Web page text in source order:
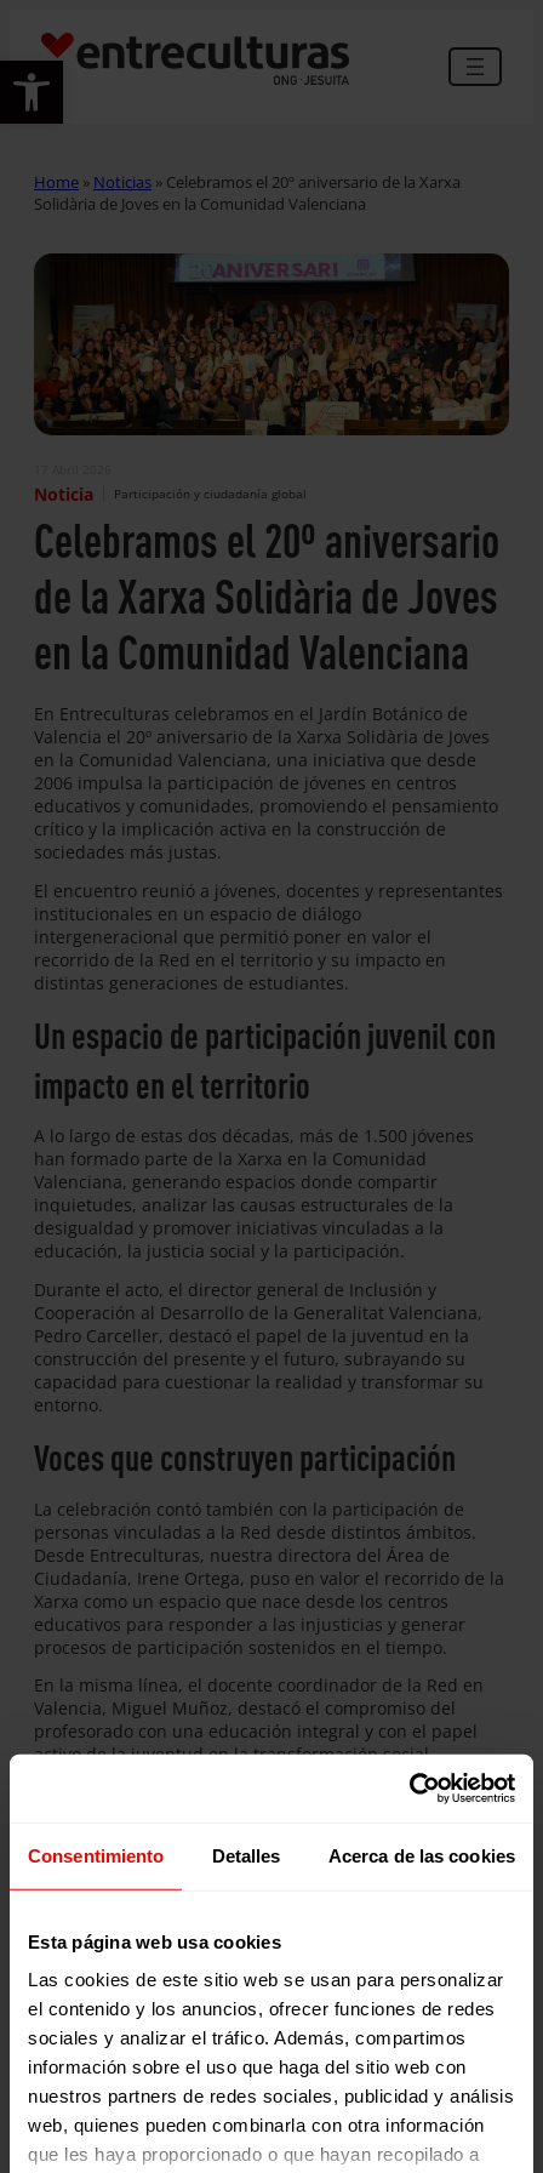
Consentimiento Detalles Acerca de las cookies
Esta página web usa cookies
Las cookies de este sitio web se usan para personalizar
el contenido y los anuncios, ofrecer funciones de redes
sociales y analizar el tráfico. Además, compartimos
información sobre el uso que haga del sitio web con
nuestros partners de redes sociales, publicidad y análisis
web, quienes pueden combinarla con otra información
que les haya proporcionado o que hayan recopilado a
Abrir barra de herramientas
Home » Noticias » Celebramos el 20º aniversario de la Xarxa
Solidària de Joves en la Comunidad Valenciana
Noticia Participación y ciudadanía global
Celebramos el 20º aniversario
de la Xarxa Solidària de Joves
en la Comunidad Valenciana
En Entreculturas celebramos en el Jardín Botánico de
Valencia el 20º aniversario de la Xarxa Solidària de Joves
en la Comunidad Valenciana, una iniciativa que desde
2006 impulsa la participación de jóvenes en centros
educativos y comunidades, promoviendo el pensamiento
crítico y la implicación activa en la construcción de
sociedades más justas.
El encuentro reunió a jóvenes, docentes y representantes
institucionales en un espacio de diálogo
intergeneracional que permitió poner en valor el
recorrido de la Red en el territorio y su impacto en
distintas generaciones de estudiantes.
Un espacio de participación juvenil con
impacto en el territorio
A lo largo de estas dos décadas, más de 1.500 jóvenes
han formado parte de la Xarxa en la Comunidad
Valenciana, generando espacios donde compartir
inquietudes, analizar las causas estructurales de la
desigualdad y promover iniciativas vinculadas a la
educación, la justicia social y la participación.
Durante el acto, el director general de Inclusión y
Cooperación al Desarrollo de la Generalitat Valenciana,
Pedro Carceller, destacó el papel de la juventud en la
construcción del presente y el futuro, subrayando su
capacidad para cuestionar la realidad y transformar su
entorno.
Voces que construyen participación
La celebración contó también con la participación de
personas vinculadas a la Red desde distintos ámbitos.
Desde Entreculturas, nuestra directora del Área de
Ciudadanía, Irene Ortega, puso en valor el recorrido de la
Xarxa como un espacio que nace desde los centros
educativos para responder a las injusticias y generar
procesos de participación sostenidos en el tiempo.
En la misma línea, el docente coordinador de la Red en
Valencia, Miguel Muñoz, destacó el compromiso del
profesorado con una educación integral y con el papel
activo de la juventud en la transformación social.
Por su parte, Aitana Boscá, joven participante de la Red,
personas y desarrollar una mirada más crítica y
comprometida con su entorno.
Una mirada global desde las juventudes
El encuentro incorporó también una dimensión
internacional con la participación de Tatiana Cardona,
lideresa de la iniciativa de juventudes de la Federación
Internacional de Fe y Alegría, quien subrayó que, más allá
de los distintos contextos, las y los jóvenes comparten
desafíos comunes y la necesidad de que su participación
sea reconocida.